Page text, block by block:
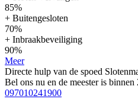
85%
+ Buitengesloten
70%
+ Inbraakbeveiliging
90%
Meer
Directe hulp van de spoed
Bel ons nu en de meester is
097010241900